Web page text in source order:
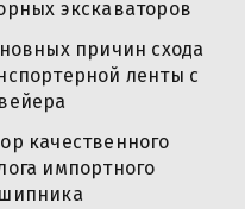
экскаваторов
причин схода
ленты с
качественного
импортного